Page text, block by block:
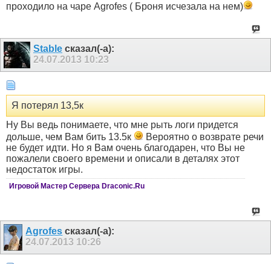
проходило на чаре Agrofes ( Броня исчезала на нем)
Stable сказал(-а):
24.07.2013 10:23
Я потерял 13,5к
Ну Вы ведь понимаете, что мне рыть логи придется
дольше, чем Вам бить 13.5к
Вероятно о возврате речи
не будет идти. Но я Вам очень благодарен, что Вы не
пожалели своего времени и описали в деталях этот
недостаток игры.
Игровой Мастер Сервера Draconic.Ru
Agrofes сказал(-а):
24.07.2013 10:26